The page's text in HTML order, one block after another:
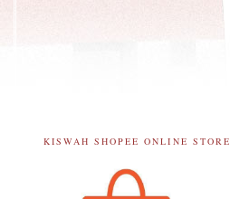
KISWAH SHOPEE ONLINE STORE